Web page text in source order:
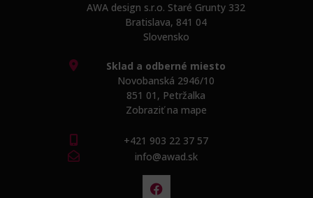
AWA design s.r.o. Staré Grunty 332
Bratislava, 841 04
Slovensko
Sklad a odberné miesto
Novobanská 2946/10
851 01, Petržalka
Zobraziť na mape
+421 903 22 37 57
info@awad.sk